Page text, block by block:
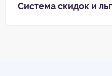
Система скидок и